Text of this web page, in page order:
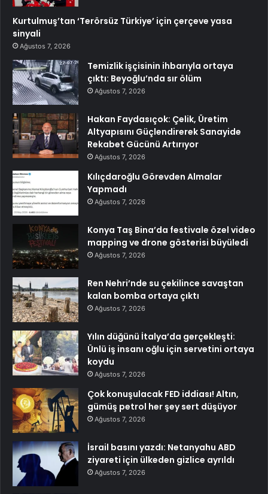
Kurtulmuş’tan ‘Terörsüz Türkiye’ için çerçeve yasa
sinyali
Ağustos 7, 2026
Temizlik işçisinin ihbarıyla ortaya
çıktı: Beyoğlu’nda sır ölüm
Ağustos 7, 2026
Hakan Faydasıçok: Çelik, Üretim
Altyapısını Güçlendirerek Sanayide
Rekabet Gücünü Artırıyor
Ağustos 7, 2026
Kılıçdaroğlu Görevden Almalar
Yapmadı
Ağustos 7, 2026
Konya Taş Bina’da festivale özel video
mapping ve drone gösterisi büyüledi
Ağustos 7, 2026
Ren Nehri’nde su çekilince savaştan
kalan bomba ortaya çıktı
Ağustos 7, 2026
Yılın düğünü İtalya’da gerçekleşti:
Ünlü iş insanı oğlu için servetini ortaya
koydu
Ağustos 7, 2026
Çok konuşulacak FED iddiası! Altın,
gümüş petrol her şey sert düşüyor
Ağustos 7, 2026
İsrail basını yazdı: Netanyahu ABD
ziyareti için ülkeden gizlice ayrıldı
Ağustos 7, 2026